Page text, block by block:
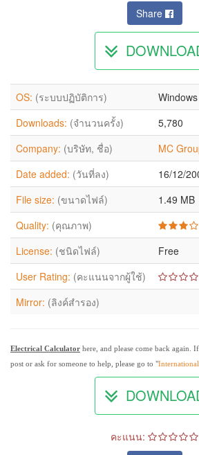
Share
OS: (ระบบปฏิบัติการ)
Downloads: (จำนวนครั้ง)
5,780
Company: (บริษัท, ชื่อ)
MC
Date added: (วันที่ลง)
16/12/
File size: (ขนาดไฟล์)
1.49 MB
Quality: (คุณภาพ)
License: (ชนิดไฟล์)
Free
User Rating: (คะแนนจากผู้ใช้)
Mirror: (ลิงค์สำรอง)
Electrical Calculator here, and please come back again.
post or ask for someone to help, please go to "
คะแนน: